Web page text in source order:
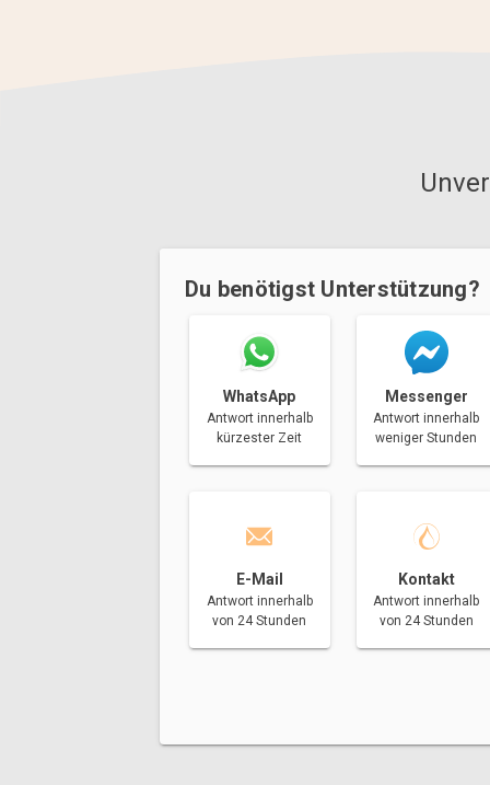
Du benötigst Unterstützung?
WhatsApp
Antwort innerhalb
kürzester Zeit
Messenger
Antwort innerhalb
weniger Stunden
E-Mail
Antwort innerhalb
von 24 Stunden
Kontakt
Antwort innerhalb
von 24 Stunden